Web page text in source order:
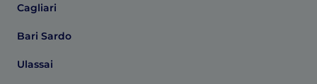
Cagliari
Bari Sardo
Ulassai